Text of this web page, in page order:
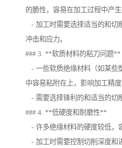
的脆性，容易在加工过程中产生
- 加工时需要选择适当的和切
冲击和应力。
### 3. **软质材料的粘刀问题**
- 一些软质绝缘材料（如某些
中容易粘附在上，影响加工精度
- 需要选择锋利的和适当的切
### 4. **低硬度和耐磨性**
- 许多绝缘材料的硬度较低，
- 加工时需要控制切削深度和